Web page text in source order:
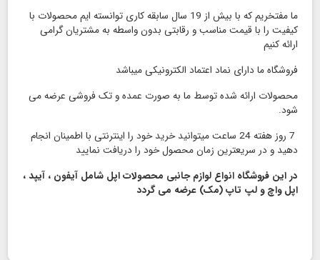
ما مفتخریم که با بیش از 19 سال سابقه کاری توانسته ایم محصولات با
کیفیت را با قیمت مناسب و رقابتی بدون واسطه به مشتریان گرامی
ارائه کنیم
فروشگاه ما دارای نماد اعتماد الكترونیكی میباشد
محصولات ارائه شده توسط ما به صورت عمده و تک فروشی عرضه می
شود.
7 روز هفته 24 ساعت میتوانید خرید خود را اینترنتی با اطمینان انجام
دهید و در سریعترین زمان محصول خود را دریافت نمایید
در این فروشگاه انواع لوازم جانبی محصولات اپل شامل آیفون ، آیپد ،
اپل واچ و لپ تاپ (مک) عرضه می گردد